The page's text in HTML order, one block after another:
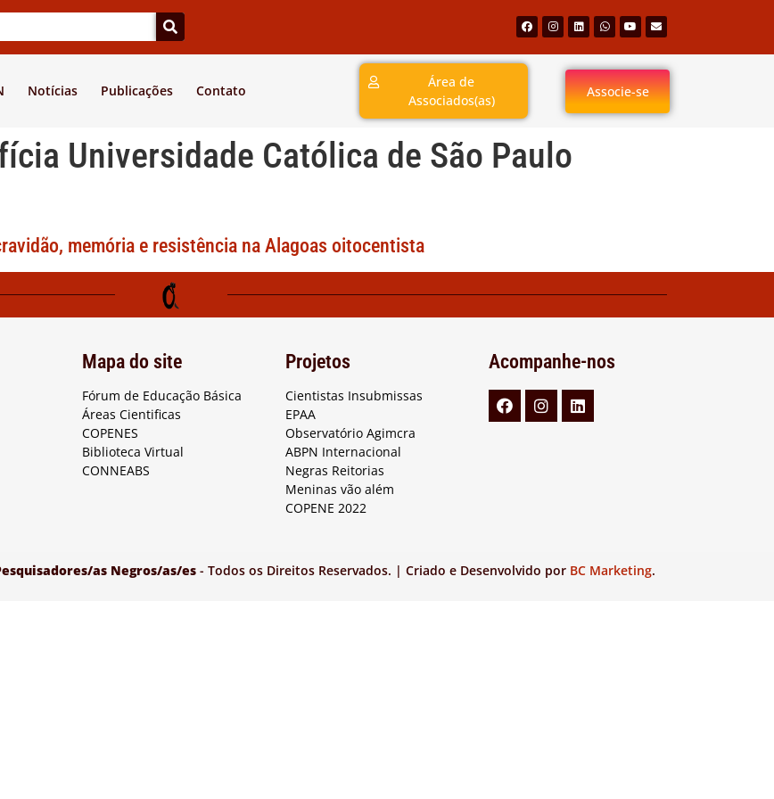
Notícias Publicações Contato
Área de
Associados(as)
Associe-se
Universidade Católica de São Paulo
memória e resistência na Alagoas oitocentista
Mapa do site
Fórum de Educação Básica
Áreas Cientificas
COPENES
Biblioteca Virtual
CONNEABS
Projetos
Cientistas Insubmissas
EPAA
Observatório Agimcra
ABPN Internacional
Negras Reitorias
Meninas vão além
COPENE 2022
Acompanhe-nos
as Negros/as/es- Todos os Direitos Reservados. | Criado e Desenvolvido por BC Marketing.